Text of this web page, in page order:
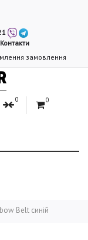
Контакти
замовлення
0 0
Belt синій